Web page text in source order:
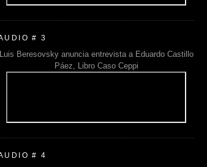
# 3
Luis Beresovsky anuncia entrevista a Eduardo Castillo
Páez, Libro Caso Ceppi
# 4